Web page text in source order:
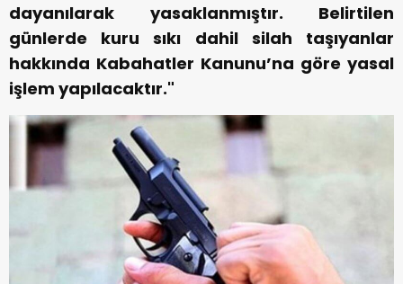
dayanılarak yasaklanmıştır. Belirtilen
günlerde kuru sıkı dahil silah taşıyanlar
hakkında Kabahatler Kanunu’na göre yasal
işlem yapılacaktır."